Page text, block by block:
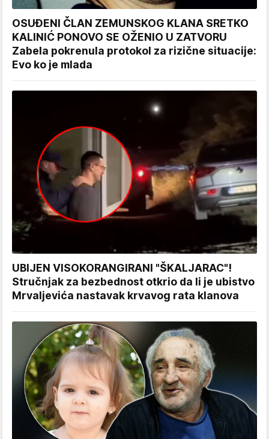
OSUĐENI ČLAN ZEMUNSKOG KLANA SRETKO
KALINIĆ PONOVO SE OŽENIO U ZATVORU
Zabela pokrenula protokol za rizične situacije:
Evo ko je mlada
UBIJEN VISOKORANGIRANI "ŠKALJARAC"!
Stručnjak za bezbednost otkrio da li je ubistvo
Mrvaljevića nastavak krvavog rata klanova